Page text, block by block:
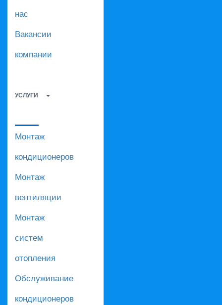
нас
Вакансии
компании
УСЛУГИ
Монтаж
кондиционеров
Монтаж
вентиляции
Монтаж
систем
отопления
Обслуживание
кондиционеров